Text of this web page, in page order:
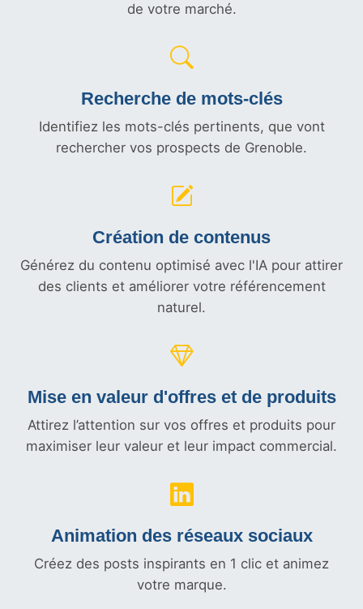
de votre marché.
Recherche de mots-clés
Identifiez les mots-clés pertinents, que vont
rechercher vos prospects de Grenoble.
Création de contenus
Générez du contenu optimisé avec l'IA pour attirer
des clients et améliorer votre référencement
naturel.
Mise en valeur d'offres et de produits
Attirez l’attention sur vos offres et produits pour
maximiser leur valeur et leur impact commercial.
Animation des réseaux sociaux
Créez des posts inspirants en 1 clic et animez
votre marque.